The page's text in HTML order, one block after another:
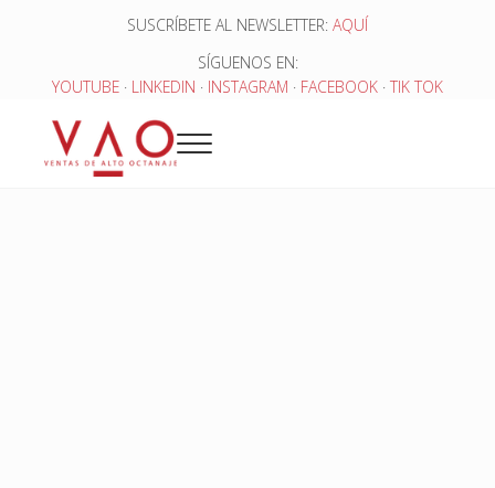
Saltar al contenido principal
Skip to header right navigation
SUSCRÍBETE AL NEWSLETTER: AQUÍ
SÍGUENOS EN:
YOUTUBE · LINKEDIN · INSTAGRAM · FACEBOOK · TIK TOK
Menu